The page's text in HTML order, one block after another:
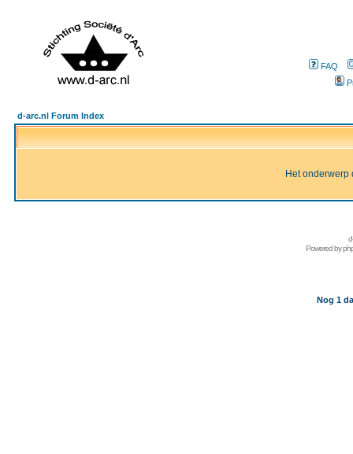
FAQ
d-arc.nl Forum Index
Het onderwerp
Powered by
Nog 1